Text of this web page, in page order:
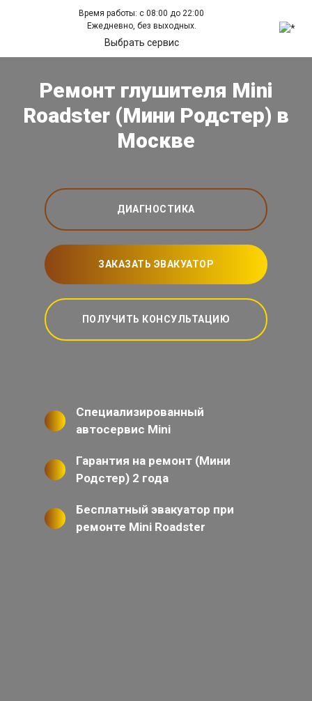
Время работы: с 08:00 до 22:00
Ежедневно, без выходных.
Выбрать сервис
Ремонт глушителя Mini
Roadster (Мини Родстер) в
Москве
ДИАГНОСТИКА
ЗАКАЗАТЬ ЭВАКУАТОР
ПОЛУЧИТЬ КОНСУЛЬТАЦИЮ
Специализированный
автосервис Mini
Гарантия на ремонт (Мини
Родстер) 2 года
Бесплатный эвакуатор при
ремонте Mini Roadster